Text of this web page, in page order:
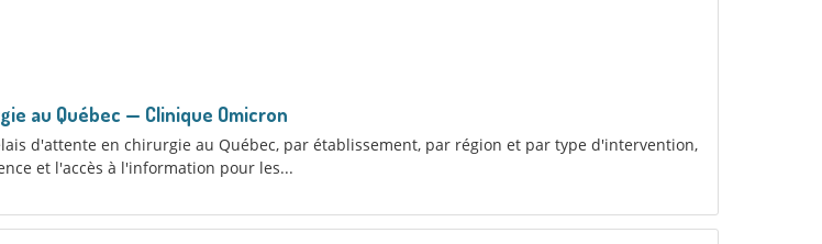
au Québec — Clinique Omicron
d'attente en chirurgie au Québec, par établissement, par région et par type d'intervention,
et l'accès à l'information pour les...